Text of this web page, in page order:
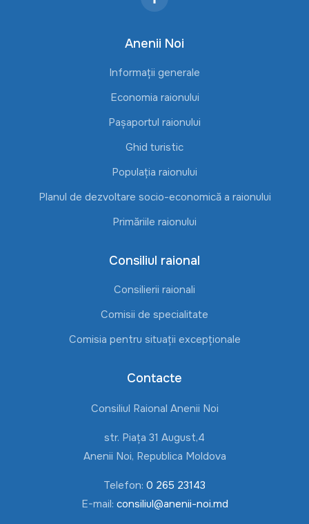
Anenii Noi
Informații generale
Economia raionului
Pașaportul raionului
Ghid turistic
Populația raionului
Planul de dezvoltare socio-economică a raionului
Primăriile raionului
Consiliul raional
Consilierii raionali
Comisii de specialitate
Comisia pentru situații excepționale
Contacte
Consiliul Raional Anenii Noi
str. Piața 31 August,4
Anenii Noi, Republica Moldova
Telefon: 0 265 23143
E-mail: consiliul@anenii-noi.md